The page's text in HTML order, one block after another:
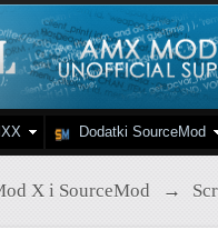
Dodatki SourceMod
X i SourceMod →